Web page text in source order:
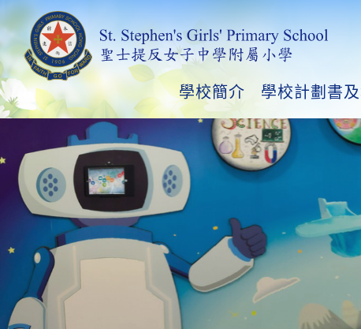
學校簡介 學校計劃書